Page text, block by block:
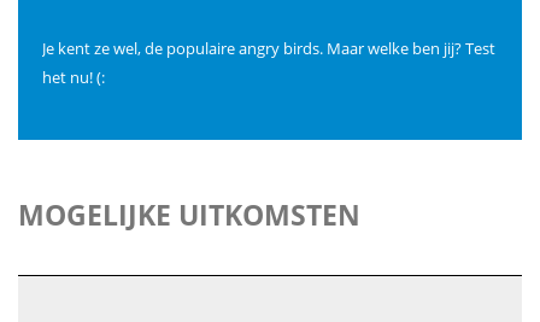
Je kent ze wel, de populaire angry birds. Maar welke ben jij? Test
het nu! (:
MOGELIJKE UITKOMSTEN